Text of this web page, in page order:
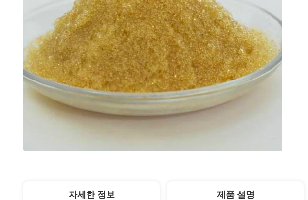
자세한 정보 제품 설명